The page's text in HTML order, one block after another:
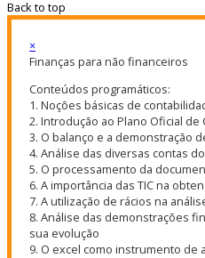
Back to top
×
Finanças para não financeiros
Conteúdos programáticos:
1. Noções básicas de
2. Introdução ao Plano Oficial de
3. O balanço e a demonstração
4. Análise das diversas contas
5. O processamento da
6. A importância das TIC na
7. A utilização de rácios na
8. Análise das demonstrações
sua evolução
9. O excel como instrumento de